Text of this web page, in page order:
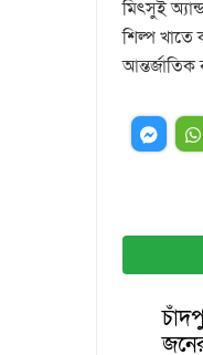
মিৎসুই
শিল্প খাতে
আন্তর্জাতিক